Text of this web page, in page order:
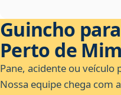
Guincho
Perto de Mim
Pane, acidente ou veículo
Nossa equipe chega com